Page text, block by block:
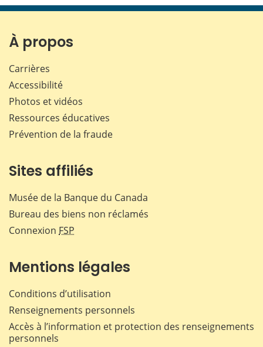
page page page page
À propos
Carrières
Accessibilité
Photos et vidéos
Ressources éducatives
Prévention de la fraude
Sites affiliés
Musée de la Banque du Canada
Bureau des biens non réclamés
Connexion FSP
Mentions légales
Conditions d’utilisation
Renseignements personnels
Accès à l’information et protection des renseignements
personnels